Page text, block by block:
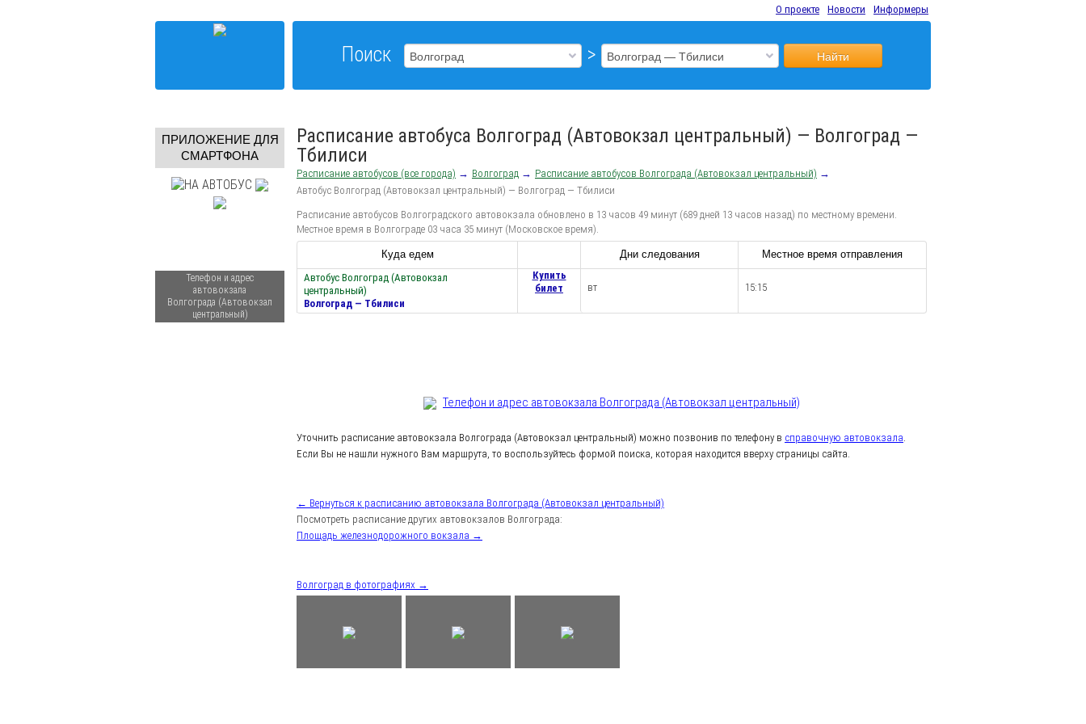
О проекте Новости Информеры
Поиск > Найти
ПРИЛОЖЕНИЕ ДЛЯ
СМАРТФОНА
Телефон и адрес
автовокзала
Волгограда (Автовокзал
центральный)
Расписание автобуса Волгоград (Автовокзал центральный) — Волгоград —
Тбилиси
Расписание автобусов (все города) → Волгоград → Расписание автобусов Волгограда (Автовокзал центральный) →
Автобус Волгоград (Автовокзал центральный) — Волгоград — Тбилиси
Расписание автобусов Волгоградского автовокзала обновлено в 13 часов 49 минут (689 дней 13 часов назад) по местному времени.
Местное время в Волгограде 03 часа 35 минут (Московское время).
Куда едем Дни следования
Местное время отправления
Автобус Волгоград (Автовокзал
центральный)
Волгоград — Тбилиси
Купить
билет
вт 15:15
Телефон и адрес aвтовокзала Волгограда (Автовокзал центральный)
Уточнить расписание автовокзала Волгограда (Автовокзал центральный) можно позвонив по телефону в справочную автовокзала.
Если Вы не нашли нужного Вам маршрута, то воспользуйтесь формой поиска, которая находится вверху страницы сайта.
← Вернуться к расписанию автовокзала Волгограда (Автовокзал центральный)
Посмотреть расписание других автовокзалов Волгограда:
Площадь железнодорожного вокзала →
Волгоград в фотографиях →